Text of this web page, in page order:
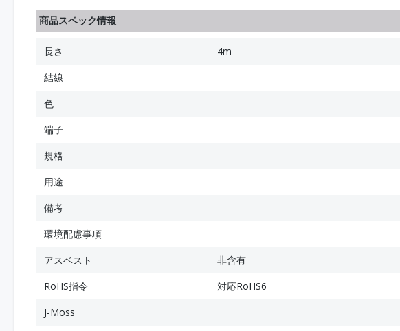
商品スペック情報
長さ
4m
結線
色
端子
規格
用途
備考
環境配慮事項
アスベスト
非含有
RoHS指令
対応RoHS6
J-Moss